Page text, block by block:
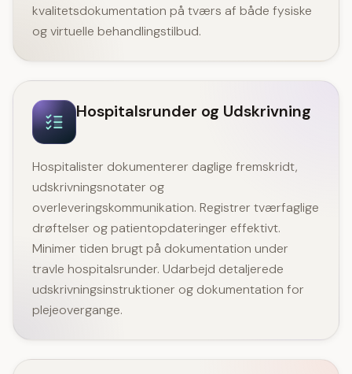
kvalitetsdokumentation på tværs af både fysiske
og virtuelle behandlingstilbud.
Hospitalsrunder og Udskrivning
Hospitalister dokumenterer daglige fremskridt,
udskrivningsnotater og
overleveringskommunikation. Registrer tværfaglige
drøftelser og patientopdateringer effektivt.
Minimer tiden brugt på dokumentation under
travle hospitalsrunder. Udarbejd detaljerede
udskrivningsinstruktioner og dokumentation for
plejeovergange.